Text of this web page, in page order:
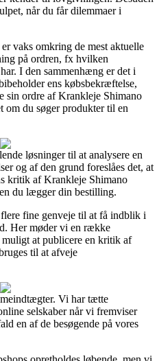
når du får dilemmaer i
vaks omkring de mest aktuelle
på ordren, fx hvilken
I den sammenhæng er det i
ens købsbekræftelse,
sin ordre af Krankleje Shimano
om du søger produkter til en
løsninger til at analysere en
og af den grund foreslåes det, at
kritik af Krankleje Shimano
du lægger din bestilling.
fine genveje til at få indblik i
Her møder vi en række
muligt at publicere en kritik af
til at afveje
Vi har tætte
selskaber når vi fremviser
en af de besøgende på vores